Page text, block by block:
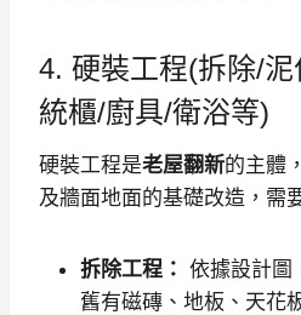
4. 硬裝工程(拆除/
統櫃/廚具/衛浴等)
硬裝工程是老屋翻新的主體
及牆面地面的基礎改造，需
拆除工程： 依據設計圖
舊有磁磚、地板、天花